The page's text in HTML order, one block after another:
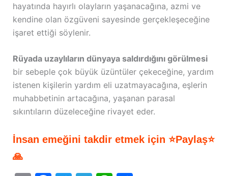
hayatında hayırlı olayların yaşanacağına, azmi ve
kendine olan özgüveni sayesinde gerçekleşeceğine
işaret ettiği söylenir.
Rüyada uzaylıların dünyaya saldırdığını görülmesi
bir sebeple çok büyük üzüntüler çekeceğine, yardım
istenen kişilerin yardım eli uzatmayacağına, eşlerin
muhabbetinin artacağına, yaşanan parasal
sıkıntıların düzeleceğine rivayet eder.
İnsan emeğini takdir etmek için ⭐Paylaş⭐
🙏